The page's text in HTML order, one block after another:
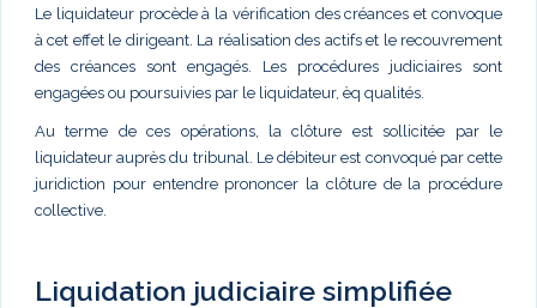
Le liquidateur procède à la vérification des créances et convoque
à cet effet le dirigeant. La réalisation des actifs et le recouvrement
des créances sont engagés. Les procédures judiciaires sont
engagées ou poursuivies par le liquidateur, èq qualités.
Au terme de ces opérations, la clôture est sollicitée par le
liquidateur auprès du tribunal. Le débiteur est convoqué par cette
juridiction pour entendre prononcer la clôture de la procédure
collective.
Liquidation judiciaire simplifiée